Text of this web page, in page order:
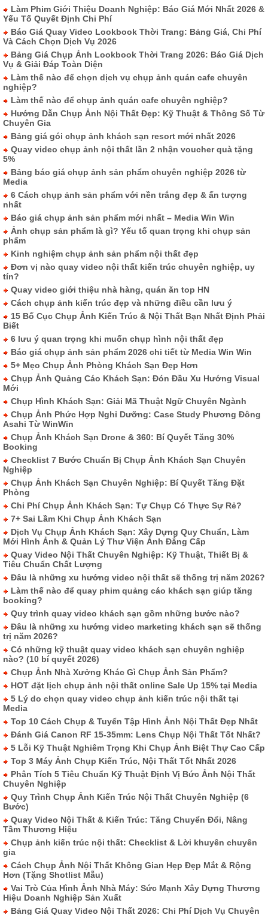
Làm Phim Giới Thiệu Doanh Nghiệp: Báo Giá Mới Nhất 2026 &
Yếu Tố Quyết Định Chi Phí
Báo Giá Quay Video Lookbook Thời Trang: Bảng Giá, Chi Phí
Và Cách Chọn Dịch Vụ 2026
Bảng Giá Chụp Ảnh Lookbook Thời Trang 2026: Báo Giá Dịch
Vụ & Giải Đáp Toàn Diện
Làm thế nào để chọn dịch vụ chụp ảnh quán cafe chuyên
nghiệp?
Làm thế nào để chụp ảnh quán cafe chuyên nghiệp?
Hướng Dẫn Chụp Ảnh Nội Thất Đẹp: Kỹ Thuật & Thông Số Từ
Chuyên Gia
Bảng giá gói chụp ảnh khách sạn resort mới nhất 2026
Quay video chụp ảnh nội thất lần 2 nhận voucher quà tặng
5%
Bảng báo giá chụp ảnh sản phẩm chuyên nghiệp 2026 từ
Media
6 Cách chụp ảnh sản phẩm với nền trắng đẹp & ấn tượng
nhất
Báo giá chụp ảnh sản phẩm mới nhất – Media Win Win
Ảnh chụp sản phẩm là gì? Yếu tố quan trọng khi chụp sản
phẩm
Kinh nghiệm chụp ảnh sản phẩm nội thất đẹp
Đơn vị nào quay video nội thất kiến trúc chuyên nghiệp, uy
tín?
Quay video giới thiệu nhà hàng, quán ăn top HN
Cách chụp ảnh kiến trúc đẹp và những điều cần lưu ý
15 Bố Cục Chụp Ảnh Kiến Trúc & Nội Thất Bạn Nhất Định Phải
Biết
6 lưu ý quan trọng khi muốn chụp hình nội thất đẹp
Báo giá chụp ảnh sản phẩm 2026 chi tiết từ Media Win Win
5+ Mẹo Chụp Ảnh Phòng Khách Sạn Đẹp Hơn
Chụp Ảnh Quảng Cáo Khách Sạn: Đón Đầu Xu Hướng Visual
Mới
Chụp Hình Khách Sạn: Giải Mã Thuật Ngữ Chuyên Ngành
Chụp Ảnh Phức Hợp Nghỉ Dưỡng: Case Study Phương Đông
Asahi Từ WinWin
Chụp Ảnh Khách Sạn Drone & 360: Bí Quyết Tăng 30%
Booking
Checklist 7 Bước Chuẩn Bị Chụp Ảnh Khách Sạn Chuyên
Nghiệp
Chụp Ảnh Khách Sạn Chuyên Nghiệp: Bí Quyết Tăng Đặt
Phòng
Chi Phí Chụp Ảnh Khách Sạn: Tự Chụp Có Thực Sự Rẻ?
7+ Sai Lầm Khi Chụp Ảnh Khách Sạn
Dịch Vụ Chụp Ảnh Khách Sạn: Xây Dựng Quy Chuẩn, Làm
Mới Hình Ảnh & Quản Lý Thư Viện Ảnh Đẳng Cấp
Quay Video Nội Thất Chuyên Nghiệp: Kỹ Thuật, Thiết Bị &
Tiêu Chuẩn Chất Lượng
Đâu là những xu hướng video nội thất sẽ thống trị năm 2026?
Làm thế nào để quay phim quảng cáo khách sạn giúp tăng
booking?
Quy trình quay video khách sạn gồm những bước nào?
Đâu là những xu hướng video marketing khách sạn sẽ thống
trị năm 2026?
Có những kỹ thuật quay video khách sạn chuyên nghiệp
nào? (10 bí quyết 2026)
Chụp Ảnh Nhà Xưởng Khác Gì Chụp Ảnh Sản Phẩm?
HOT đặt lịch chụp ảnh nội thất online Sale Up 15% tại Media
5 Lý do chọn quay video chụp ảnh kiến trúc nội thất tại
Media
Top 10 Cách Chụp & Tuyển Tập Hình Ảnh Nội Thất Đẹp Nhất
Đánh Giá Canon RF 15-35mm: Lens Chụp Nội Thất Tốt Nhất?
5 Lỗi Kỹ Thuật Nghiêm Trọng Khi Chụp Ảnh Biệt Thự Cao Cấp
Top 3 Máy Ảnh Chụp Kiến Trúc, Nội Thất Tốt Nhất 2026
Phân Tích 5 Tiêu Chuẩn Kỹ Thuật Định Vị Bức Ảnh Nội Thất
Chuyên Nghiệp
Quy Trình Chụp Ảnh Kiến Trúc Nội Thất Chuyên Nghiệp (6
Bước)
Quay Video Nội Thất & Kiến Trúc: Tăng Chuyển Đổi, Nâng
Tầm Thương Hiệu
Chụp ảnh kiến trúc nội thất: Checklist & Lời khuyên chuyên
gia
Cách Chụp Ảnh Nội Thất Không Gian Hẹp Đẹp Mắt & Rộng
Hơn (Tặng Shotlist Mẫu)
Vai Trò Của Hình Ảnh Nhà Máy: Sức Mạnh Xây Dựng Thương
Hiệu Doanh Nghiệp Sản Xuất
Bảng Giá Quay Video Nội Thất 2026: Chi Phí Dịch Vụ Chuyên